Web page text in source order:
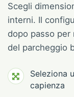
Scegli
interni. Il
dopo passo
del parcheggio
Seleziona
capienza